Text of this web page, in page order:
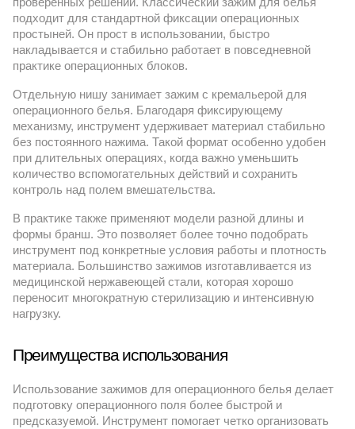
подходит для стандартной фиксации операционных
простыней. Он прост в использовании, быстро
накладывается и стабильно работает в повседневной
практике операционных блоков.
Отдельную нишу занимает зажим с кремальерой для
операционного белья. Благодаря фиксирующему
механизму, инструмент удерживает материал стабильно
без постоянного нажима. Такой формат особенно удобен
при длительных операциях, когда важно уменьшить
количество вспомогательных действий и сохранить
контроль над полем вмешательства.
В практике также применяют модели разной длины и
формы бранш. Это позволяет более точно подобрать
инструмент под конкретные условия работы и плотность
материала. Большинство зажимов изготавливается из
медицинской нержавеющей стали, которая хорошо
переносит многократную стерилизацию и интенсивную
нагрузку.
Преимущества использования
Использование зажимов для операционного белья делает
подготовку операционного поля более быстрой и
предсказуемой. Инструмент помогает четко организовать